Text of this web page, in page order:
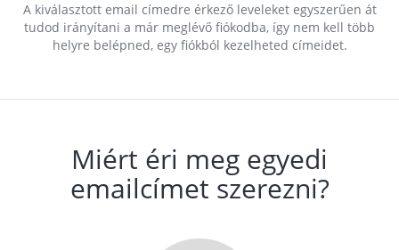
A kiválasztott email címedre érkező leveleket egyszerűen át
tudod irányítani a már meglévő fiókodba, így nem kell több
helyre belépned, egy fiókból kezelheted címeidet.
Miért éri meg egyedi
emailcímet szerezni?